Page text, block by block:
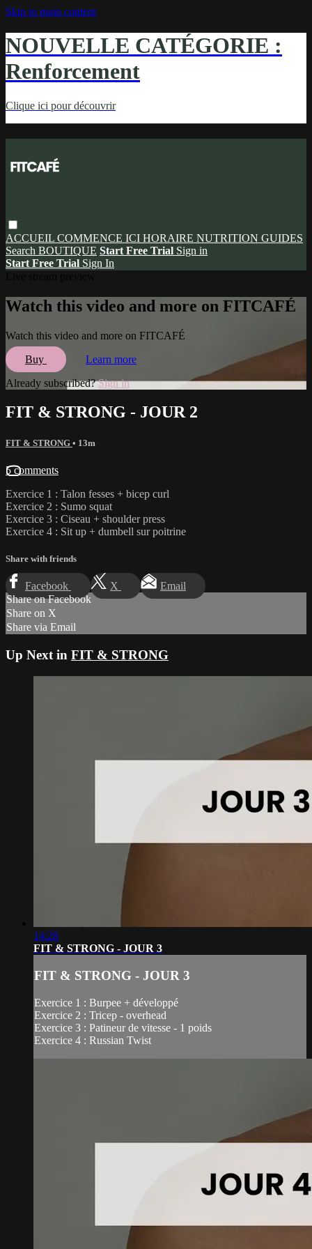
Skip to main content
NOUVELLE CATÉGORIE :
Renforcement
Clique ici pour découvrir
ACCUEIL COMMENCE ICI HORAIRE NUTRITION GUIDES
Search BOUTIQUE Start Free Trial Sign in
Start Free Trial Sign In
Watch this video and more on FITCAFÉ
Watch this video and more on FITCAFÉ
Buy
Learn more
Already subscribed?Sign in
FIT & STRONG - JOUR 2
FIT & STRONG • 13m
5 comments
Exercice 1 : Talon fesses + bicep curl
Exercice 2 : Sumo squat
Exercice 3 : Ciseau + shoulder press
Exercice 4 : Sit up + dumbell sur poitrine
Share with friends
Facebook X
Email
Share on Facebook
Share on X
Share via Email
Up Next in FIT & STRONG
14:28
FIT & STRONG - JOUR 3
FIT & STRONG - JOUR 3
Exercice 1 : Burpee + développé
Exercice 2 : Tricep - overhead
Exercice 3 : Patineur de vitesse - 1 poids
Exercice 4 : Russian Twist